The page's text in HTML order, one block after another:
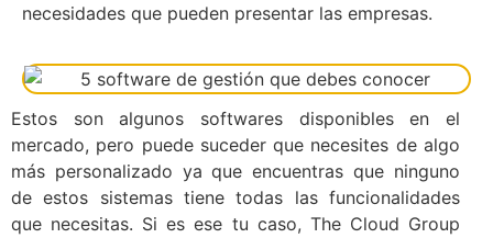
necesidades que pueden presentar las empresas.
Estos son algunos softwares disponibles en el
mercado, pero puede suceder que necesites de algo
más personalizado ya que encuentras que ninguno
de estos sistemas tiene todas las funcionalidades
que necesitas. Si es ese tu caso, The Cloud Group